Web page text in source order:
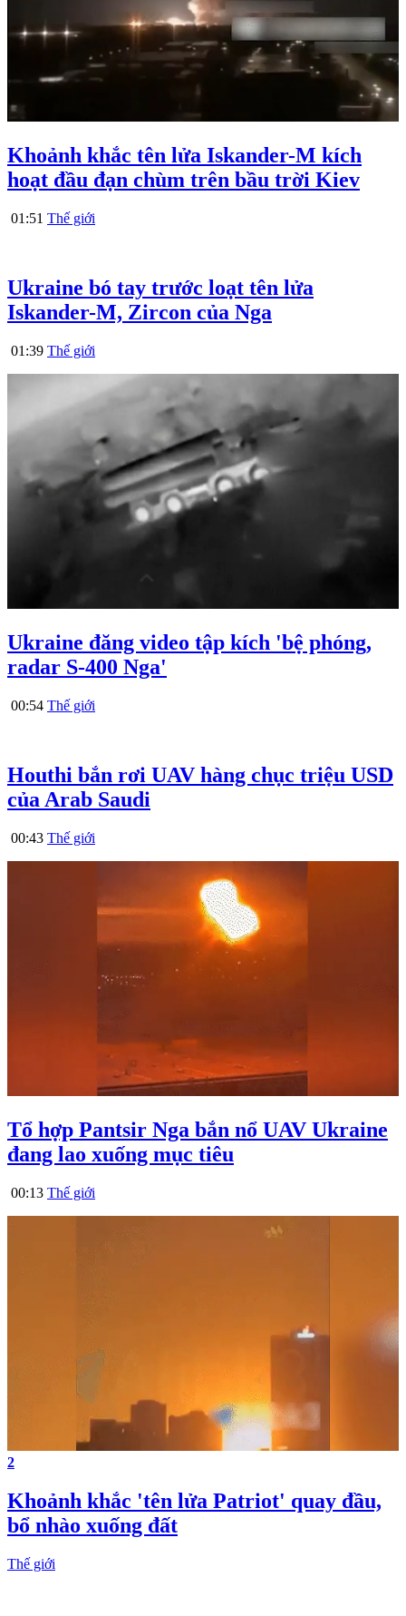
Khoảnh khắc tên lửa Iskander-M kích
hoạt đầu đạn chùm trên bầu trời Kiev
01:51 Thế giới
Ukraine bó tay trước loạt tên lửa
Iskander-M, Zircon của Nga
01:39 Thế giới
Ukraine đăng video tập kích 'bệ phóng,
radar S-400 Nga'
00:54 Thế giới
Houthi bắn rơi UAV hàng chục triệu USD
của Arab Saudi
00:43 Thế giới
Tổ hợp Pantsir Nga bắn nổ UAV Ukraine
đang lao xuống mục tiêu
00:13 Thế giới
2
Khoảnh khắc 'tên lửa Patriot' quay đầu,
bổ nhào xuống đất
Thế giới